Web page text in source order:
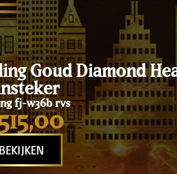
Goud Diamond
fj-w36b rvs
BEKIJKEN